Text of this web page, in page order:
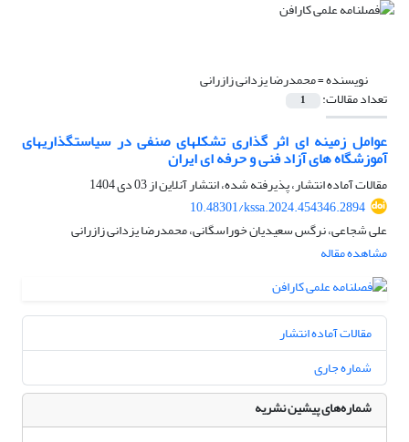
نویسنده =محمدرضا یزدانی زازرانی
تعداد مقالات: 1
عوامل زمینه ای اثر گذاری تشکلهای صنفی در سیاستگذاریهای
آموزشگاه های آزاد فنی و حرفه ای ایران
مقالات آماده انتشار، پذیرفته شده، انتشار آنلاین از03 دی 1404
10.48301/kssa.2024.454346.2894
علی شجاعی، نرگس سعیدیان خوراسگانی، محمدرضا یزدانی زازرانی
مشاهده مقاله
مقالات آماده انتشار
شماره جاری
شماره‌های پیشین نشریه